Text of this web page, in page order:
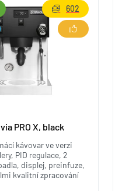
PRO X, black
kávovar ve verzi
PID regulace, 2
displej, preinfuze,
kvalitní zpracování
602